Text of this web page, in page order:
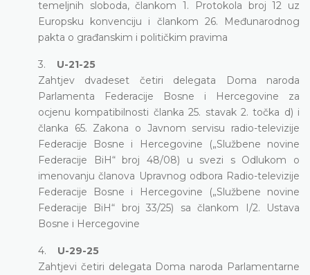
temeljnih sloboda, člankom 1. Protokola broj 12 uz
Europsku konvenciju i člankom 26. Međunarodnog
pakta o građanskim i političkim pravima
3. U-21-25
Zahtjev dvadeset četiri delegata Doma naroda
Parlamenta Federacije Bosne i Hercegovine za
ocjenu kompatibilnosti članka 25. stavak 2. točka d) i
članka 65. Zakona o Javnom servisu radio-televizije
Federacije Bosne i Hercegovine („Službene novine
Federacije BiH“ broj 48/08) u svezi s Odlukom o
imenovanju članova Upravnog odbora Radio-televizije
Federacije Bosne i Hercegovine („Službene novine
Federacije BiH“ broj 33/25) sa člankom I/2. Ustava
Bosne i Hercegovine
4. U-29-25
Zahtjevi četiri delegata Doma naroda Parlamentarne